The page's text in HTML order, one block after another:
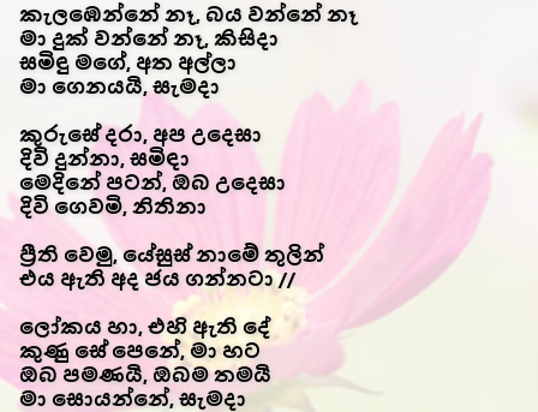
කැලඹෙන්නේ නෑ, බය වන්නේ නෑ
මා දුක් වන්නේ නෑ, කිසිදා
සමිඳු මගේ, අත අල්ලා
මා ගෙනයයි, සැමදා
කුරුසේ දරා, අප උදෙසා
දිවි දුන්නා, සමිඳා
මෙදිනේ පටන්, ඔබ උදෙසා
දිවි ගෙවමි, නිතිනා
ප්‍රීති වෙමු, යේසුස් නාමේ තුලින්
එය ඇති අද ජය ගන්නටා //
ලෝකය හා, එහි ඇති දේ
කුණු සේ පෙනේ, මා හට
ඔබ පමණයි, ඔබම තමයි
මා සොයන්නේ, සැමදා